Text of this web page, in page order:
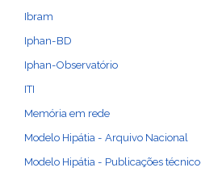
Ibram
Iphan-BD
Iphan-Observatório
ITI
Memória em rede
Modelo Hipátia - Arquivo Nacional
Modelo Hipátia - Publicações